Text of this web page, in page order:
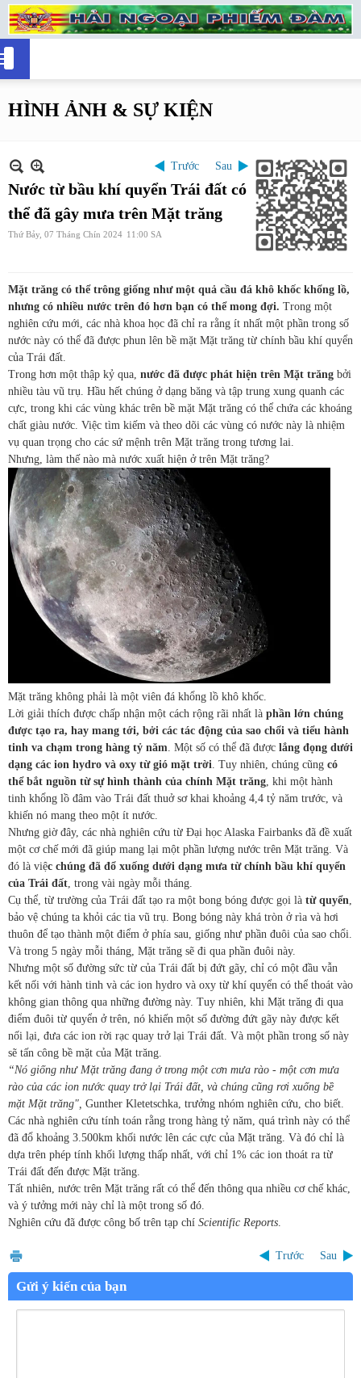
HÌNH ẢNH & SỰ KIỆN
Trước Sau
Nước từ bầu khí quyển Trái đất có
thể đã gây mưa trên Mặt trăng
Thứ Bảy, 07 Tháng Chín 2024 11:00 SA
Mặt trăng có thể trông giống như một quả cầu đá khô khốc khổng lồ,
nhưng có nhiều nước trên đó hơn bạn có thể mong đợi. Trong một
nghiên cứu mới, các nhà khoa học đã chỉ ra rằng ít nhất một phần trong số
nước này có thể đã được phun lên bề mặt Mặt trăng từ chính bầu khí quyển
của Trái đất.
Trong hơn một thập kỷ qua, nước đã được phát hiện trên Mặt trăng bởi
nhiều tàu vũ trụ. Hầu hết chúng ở dạng băng và tập trung xung quanh các
cực, trong khi các vùng khác trên bề mặt Mặt trăng có thể chứa các khoáng
chất giàu nước. Việc tìm kiếm và theo dõi các vùng có nước này là nhiệm
vụ quan trọng cho các sứ mệnh trên Mặt trăng trong tương lai.
Nhưng, làm thế nào mà nước xuất hiện ở trên Mặt trăng?
Mặt trăng không phải là một viên đá khổng lồ khô khốc.
Lời giải thích được chấp nhận một cách rộng rãi nhất là phần lớn chúng
được tạo ra, hay mang tới, bởi các tác động của sao chổi và tiểu hành
tinh va chạm trong hàng tỷ năm . Một số có thể đã được lắng đọng dưới
dạng các ion hydro và oxy từ gió mặt trời . Tuy nhiên, chúng cũng có
thể bắt nguồn từ sự hình thành của chính Mặt trăng , khi một hành
tinh khổng lồ đâm vào Trái đất thuở sơ khai khoảng 4,4 tỷ năm trước, và
khiến nó mang theo một ít nước.
Nhưng giờ đây, các nhà nghiên cứu từ Đại học Alaska Fairbanks đã đề xuất
một cơ chế mới đã giúp mang lại một phần lượng nước trên Mặt trăng. Và
đó là việc chúng đã đổ xuống dưới dạng mưa từ chính bầu khí quyển
của Trái đất , trong vài ngày mỗi tháng.
Cụ thể, từ trường của Trái đất tạo ra một bong bóng được gọi là từ quyển
bảo vệ chúng ta khỏi các tia vũ trụ. Bong bóng này khá tròn ở rìa và hơi
thuôn để tạo thành một điểm ở phía sau, giống như phần đuôi của sao chổi.
Và trong 5 ngày mỗi tháng, Mặt trăng sẽ đi qua phần đuôi này.
Nhưng một số đường sức từ của Trái đất bị đứt gãy, chỉ có một đầu vẫn
kết nối với hành tinh và các ion hydro và oxy từ khí quyển có thể thoát vào
không gian thông qua những đường này. Tuy nhiên, khi Mặt trăng đi qua
điểm đuôi từ quyển ở trên, nó khiến một số đường đứt gãy này được kết
nối lại, đưa các ion rời rạc quay trở lại Trái đất. Và một phần trong số này
sẽ tấn công bề mặt của Mặt trăng.
“Nó giống như Mặt trăng đang ở trong một cơn mưa rào - một cơn mưa
rào của các ion nước quay trở lại Trái đất, và chúng cũng rơi xuống bề
mặt Mặt trăng", Gunther Kletetschka, trưởng nhóm nghiên cứu, cho biết.
Các nhà nghiên cứu tính toán rằng trong hàng tỷ năm, quá trình này có thể
đã đổ khoảng 3.500km khối nước lên các cực của Mặt trăng. Và đó chỉ là
dựa trên phép tính khối lượng thấp nhất, với chỉ 1% các ion thoát ra từ
Trái đất đến được Mặt trăng.
Tất nhiên, nước trên Mặt trăng rất có thể đến thông qua nhiều cơ chế khác,
và ý tưởng mới này chỉ là một trong số đó.
Nghiên cứu đã được công bố trên tạp chí Scientific Reports
Trước Sau
Gửi ý kiến của bạn